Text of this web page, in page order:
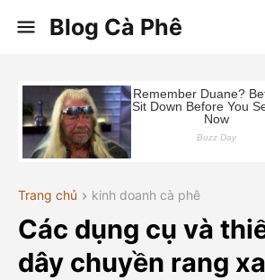
Blog Cà Phê
Trang chủ kinh doanh cà phê
Các dụng cụ và
dây chuyền rang